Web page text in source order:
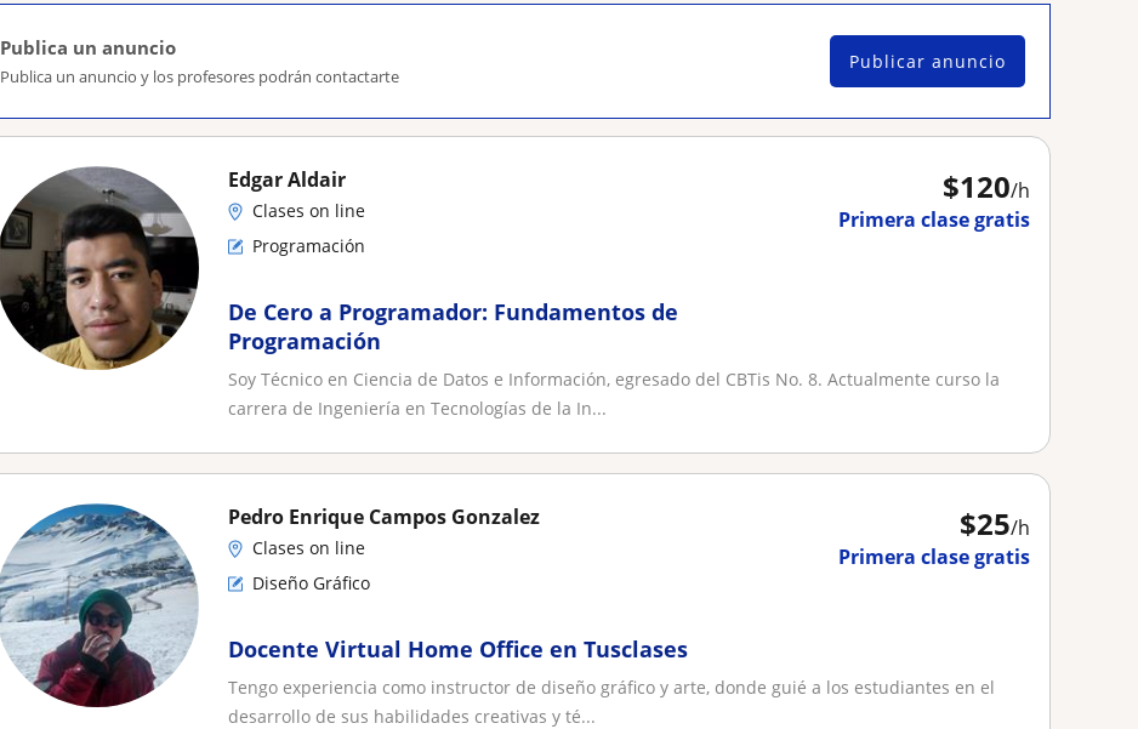
Publica un anuncio
Publica un anuncio y los profesores podrán contactarte
Publicar anuncio
$120/h
Primera clase gratis
Edgar Aldair
Clases on line
Programación
De Cero a Programador: Fundamentos de
Programación
Soy Técnico en Ciencia de Datos e Información, egresado del CBTis No. 8. Actualmente curso la
carrera de Ingeniería en Tecnologías de la In...
$25/h
Primera clase gratis
Pedro Enrique Campos Gonzalez
Clases on line
Diseño Gráfico
Docente Virtual Home Office en Tusclases
Tengo experiencia como instructor de diseño gráfico y arte, donde guié a los estudiantes en el
desarrollo de sus habilidades creativas y té...